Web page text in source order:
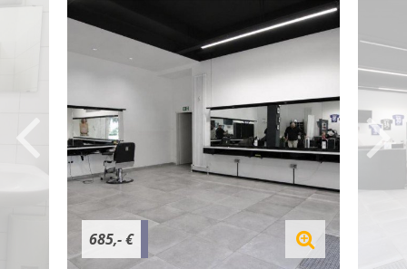
685,- €